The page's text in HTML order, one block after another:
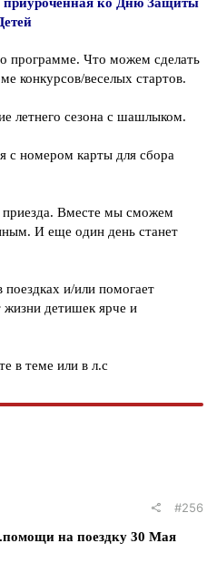
программе. Что можем сделать
конкурсов/веселых стартов.
летнего сезона с шашлыком.
с номером карты для сбора
Вместе мы сможем
И еще один день станет
поездках и/или помогает
жизни детишек ярче и
в теме или в л.с
#256
на поездку 30 Мая